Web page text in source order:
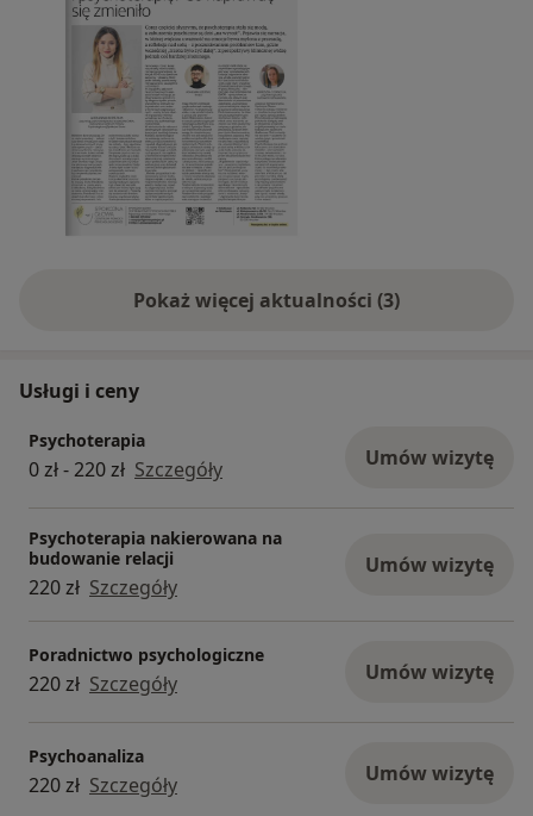
Pokaż więcej aktualności (3)
Usługi i ceny
Psychoterapia
0 zł - 220 zł Szczegóły Umów wizytę
Psychoterapia nakierowana na
budowanie relacji
220 zł Szczegóły
Umów wizytę
Poradnictwo psychologiczne
220 zł Szczegóły Umów wizytę
Psychoanaliza
220 zł Szczegóły Umów wizytę